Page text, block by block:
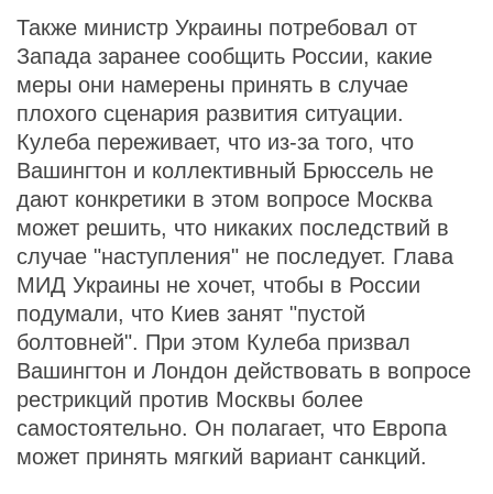
Также министр Украины потребовал от
Запада заранее сообщить России, какие
меры они намерены принять в случае
плохого сценария развития ситуации.
Кулеба переживает, что из-за того, что
Вашингтон и коллективный Брюссель не
дают конкретики в этом вопросе Москва
может решить, что никаких последствий в
случае "наступления" не последует. Глава
МИД Украины не хочет, чтобы в России
подумали, что Киев занят "пустой
болтовней". При этом Кулеба призвал
Вашингтон и Лондон действовать в вопросе
рестрикций против Москвы более
самостоятельно. Он полагает, что Европа
может принять мягкий вариант санкций.